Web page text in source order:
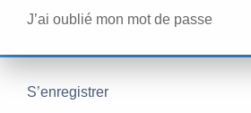
J’ai oublié mon mot de passe
S’enregistrer